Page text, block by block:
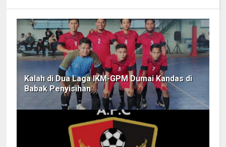
Kalah di Dua Laga IKM-GPM Dumai Kandas di
Babak Penyisihan